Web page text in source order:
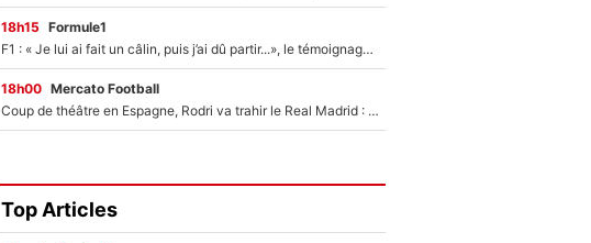
18h15 Formule1
F1 : « Je lui ai fait un câlin, puis j’ai dû partir...», le témoignage émouvant de Max Verstappen sur sa fille
18h00 Mercato Football
Coup de théâtre en Espagne, Rodri va trahir le Real Madrid : Le Ballon d'Or a choisi de signer au FC Barcelone !
Top Articles